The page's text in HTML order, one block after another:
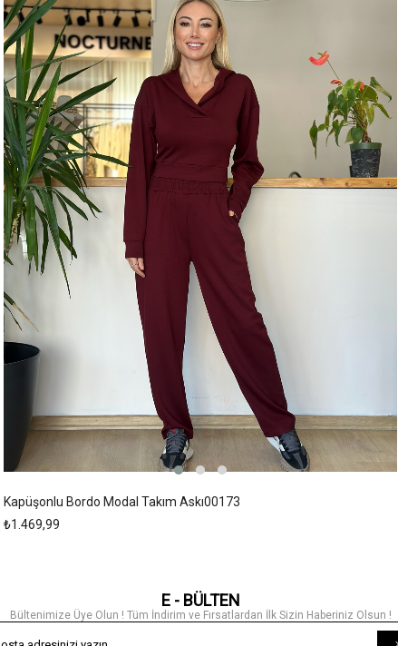
Kapüşonlu Bordo Modal Takım Askı00173
₺1.469,99
E - BÜLTEN
Bültenimize Üye Olun ! Tüm İndirim ve Fırsatlardan İlk Sizin Haberiniz Olsun !